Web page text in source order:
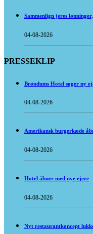
Sammenlign jeres
04-08-2026
PRESSEKLIP
Brøndums Hotel søger ny
04-08-2026
Amerikansk burgerkæde
04-08-2026
Hotel åbner med nye ejere
04-08-2026
Nyt restaurantkoncept